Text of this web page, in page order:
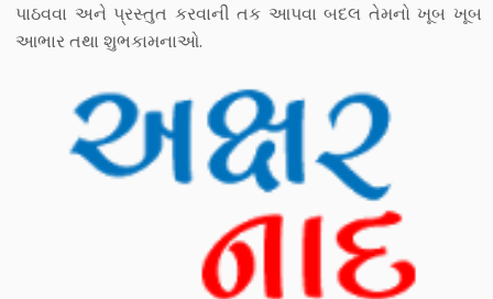
પાઠવવા અને પ્રસ્તુત કરવાની તક આપવા બદલ તેમનો ખૂબ ખૂબ
આભાર તથા શુભકામનાઓ.